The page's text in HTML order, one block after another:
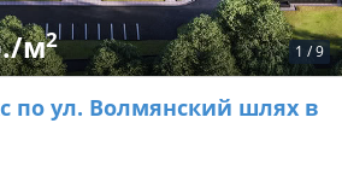
1 /9
м2
по ул. Волмянский шлях в